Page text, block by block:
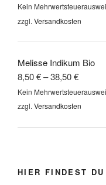
Kein
zzgl. Versandkosten
Melisse Indikum Bio
8,50€–38,50€
Kein
zzgl. Versandkosten
HIER FINDEST DU